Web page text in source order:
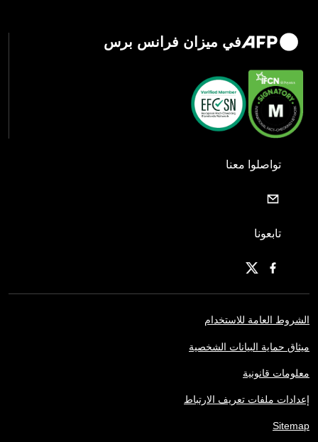
في ميزان فرانس برس
تواصلوا معنا
تابعونا
الشروط العامة للاستخدام
ميثاق حماية البيانات الشخصية
معلومات قانونية
إعدادات ملفات تعريف الارتباط
Sitemap